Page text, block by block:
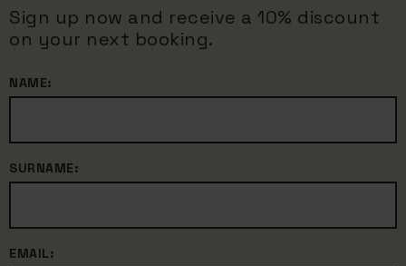
Sign up now and receive a 10% discount
on your next booking.
NAME:
SURNAME:
EMAIL: